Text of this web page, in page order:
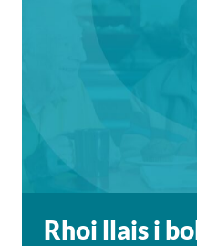
Rhoi llais i